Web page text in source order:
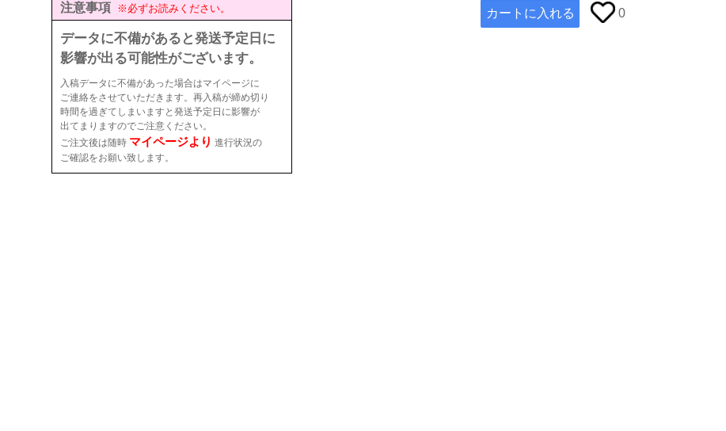
注意事項 ※必ずお読みください。
データに不備があると発送予定日に
影響が出る可能性がございます。
入稿データに不備があった場合はマイページに
ご連絡をさせていただきます。再入稿が締め切り
時間を過ぎてしまいますと発送予定日に影響が
出てまりますのでご注意ください。
ご注文後は随時 マイページより 進行状況の
ご確認をお願い致します。
カートに入れる 0